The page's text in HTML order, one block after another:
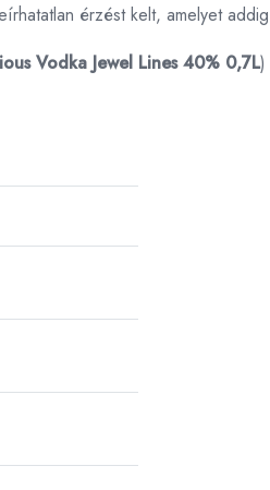
érzést kelt, amelyet
Vodka Jewel Lines 40% 0,7L)